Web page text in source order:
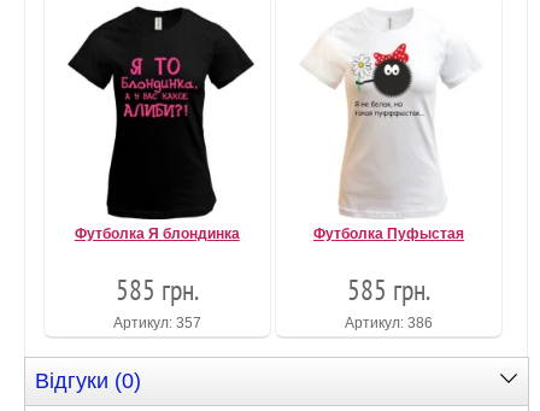
Футболка Я блондинка
585 грн.
Артикул: 357
Футболка Пуфыстая
585 грн.
Артикул: 386
Відгуки (0)